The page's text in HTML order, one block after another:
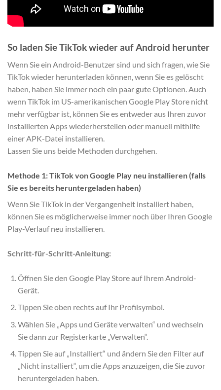
So laden Sie TikTok wieder auf Android herunter
Wenn Sie ein Android-Benutzer sind und sich fragen, wie Sie
TikTok wieder herunterladen können, wenn Sie es gelöscht
haben, haben Sie immer noch ein paar gute Optionen. Auch
wenn TikTok im US-amerikanischen Google Play Store nicht
mehr verfügbar ist, können Sie es entweder aus Ihren zuvor
installierten Apps wiederherstellen oder manuell mithilfe
einer APK-Datei installieren.
Lassen Sie uns beide Methoden durchgehen.
Methode 1: TikTok von Google Play neu installieren (falls
Sie es bereits heruntergeladen haben)
Wenn Sie TikTok in der Vergangenheit installiert haben,
können Sie es möglicherweise immer noch über Ihren Google
Play-Verlauf neu installieren.
Schritt-für-Schritt-Anleitung:
Öffnen Sie den Google Play Store auf Ihrem Android-
Gerät.
Tippen Sie oben rechts auf Ihr Profilsymbol.
Wählen Sie „Apps und Geräte verwalten“ und wechseln
Sie dann zur Registerkarte „Verwalten“.
Tippen Sie auf „Installiert“ und ändern Sie den Filter auf
„Nicht installiert“, um die Apps anzuzeigen, die Sie zuvor
heruntergeladen haben.